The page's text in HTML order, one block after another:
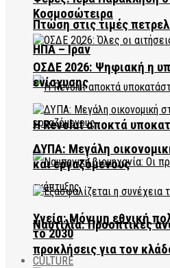
Πτώση στις τιμές
ΗΠΑ – Ιράν
Η Revolut αποκτά
Ναυτιλία: Προοπτικές
προκλήσεις για τον
Κοσμοσώτειρα
ΟΣΔΕ 2026: Ψηφιακή η
ενίσχυσης
ΔΥΠΑ: Μεγάλη
και εργαζόμενους
Υγεία: Μόνιμη εθνική
το 2030
CULTURE